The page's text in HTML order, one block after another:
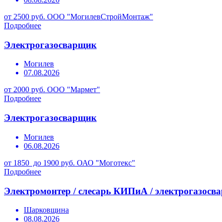
от 2500 руб. ООО "МогилевСтройМонтаж"
Подробнее
Электрогазосварщик
Могилев
07.08.2026
от 2000 руб. ООО "Мармет"
Подробнее
Электрогазосварщик
Могилев
06.08.2026
от 1850 до 1900 руб. ОАО "Моготекс"
Подробнее
Электромонтер / слесарь КИПиА /
Шарковщина
08.08.2026